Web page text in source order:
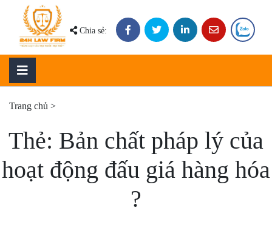
content
Chia sẻ:
Trang chủ >
Thẻ: Bản chất pháp lý của
hoạt động đấu giá hàng hóa
?